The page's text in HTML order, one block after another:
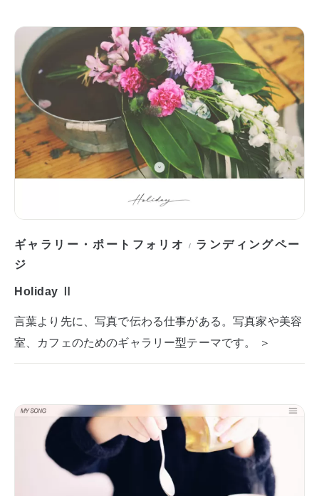
ギャラリー・ポートフォリオ / ランディングペー
ジ
Holiday Ⅱ
言葉より先に、写真で伝わる仕事がある。写真家や美容
室、カフェのためのギャラリー型テーマです。 ＞